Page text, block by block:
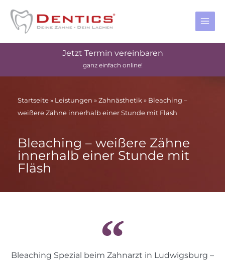
Inhalt
springen
Jetzt Termin vereinbaren
ganz einfach online!
Startseite » Leistungen » Zahnästhetik » Bleaching –
weißere Zähne innerhalb einer Stunde mit Fläsh
Bleaching – weißere Zähne
innerhalb einer Stunde mit
Fläsh
Bleaching Spezial beim Zahnarzt in Ludwigsburg –